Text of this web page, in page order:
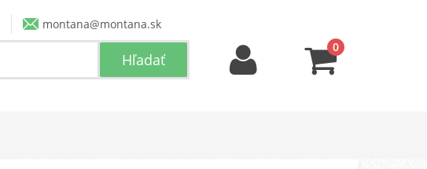
montana@montana.sk
0